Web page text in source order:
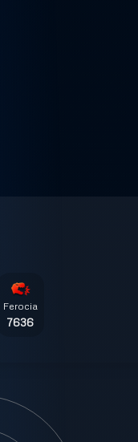
Ferocia
7636